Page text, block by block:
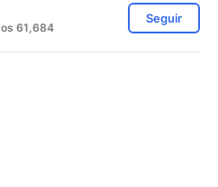
61,684
Seguir